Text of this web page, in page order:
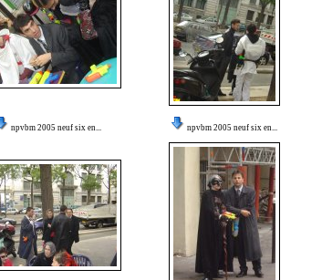
npvbm 2005 neuf six en... npvbm 2005 neuf six en...